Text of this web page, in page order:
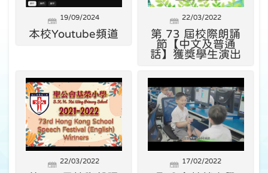
19/09/2024
本校Youtube頻道
22/03/2022
第 73 屆校際朗誦
節【中文及普通
話】獲獎學生演出
22/03/2022 17/02/2022